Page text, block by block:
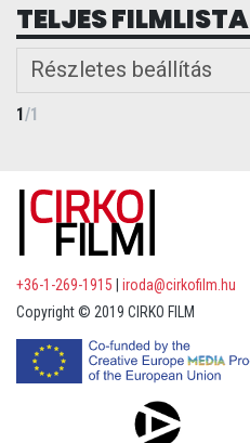
TELJES FILMLISTA
Részletes beállítás
1/1
+36-1-269-1915
iroda@cirkofilm.hu
Copyright © 2019 CIRKO FILM